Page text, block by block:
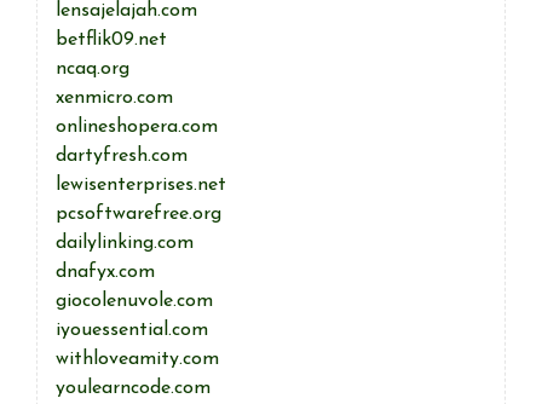
lensajelajah.com
betflik09.net
ncaq.org
xenmicro.com
onlineshopera.com
dartyfresh.com
lewisenterprises.net
pcsoftwarefree.org
dailylinking.com
dnafyx.com
giocolenuvole.com
iyouessential.com
withloveamity.com
youlearncode.com